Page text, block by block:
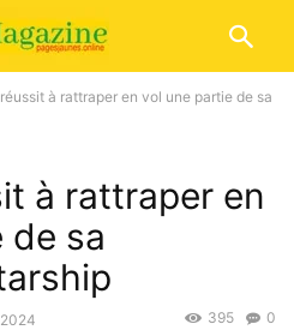
à rattraper en vol une partie de sa
à rattraper en
de sa
0
395